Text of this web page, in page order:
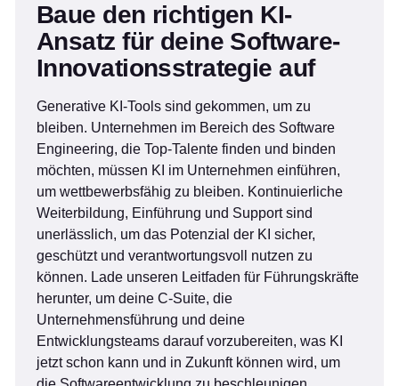
Baue den richtigen KI-
Ansatz für deine Software-
Innovationsstrategie auf
Generative KI-Tools sind gekommen, um zu
bleiben. Unternehmen im Bereich des Software
Engineering, die Top-Talente finden und binden
möchten, müssen KI im Unternehmen einführen,
um wettbewerbsfähig zu bleiben. Kontinuierliche
Weiterbildung, Einführung und Support sind
unerlässlich, um das Potenzial der KI sicher,
geschützt und verantwortungsvoll nutzen zu
können. Lade unseren Leitfaden für Führungskräfte
herunter, um deine C-Suite, die
Unternehmensführung und deine
Entwicklungsteams darauf vorzubereiten, was KI
jetzt schon kann und in Zukunft können wird, um